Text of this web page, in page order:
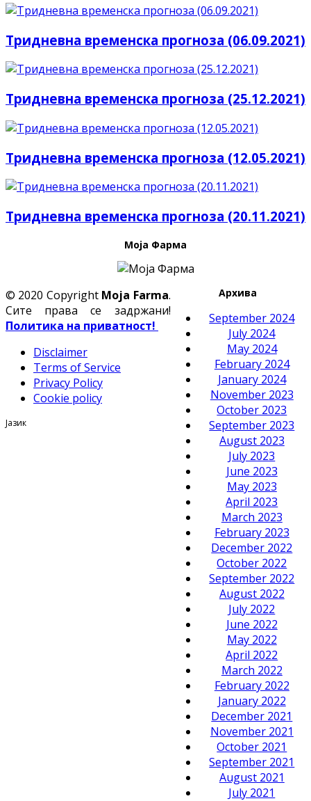
Тридневна временска прогноза (06.09.2021)
Тридневна временска прогноза (25.12.2021)
Тридневна временска прогноза (12.05.2021)
Тридневна временска прогноза (20.11.2021)
Моја Фарма
Архива
September 2024
July 2024
May 2024
February 2024
January 2024
November 2023
October 2023
September 2023
August 2023
July 2023
June 2023
May 2023
April 2023
March 2023
February 2023
December 2022
October 2022
September 2022
August 2022
July 2022
June 2022
May 2022
April 2022
March 2022
February 2022
January 2022
December 2021
November 2021
October 2021
September 2021
August 2021
July 2021
© 2020 Copyright Moja Farma.
Сите права се задржани!
Политика на приватност!
Disclaimer
Terms of Service
Privacy Policy
Cookie policy
Јазик